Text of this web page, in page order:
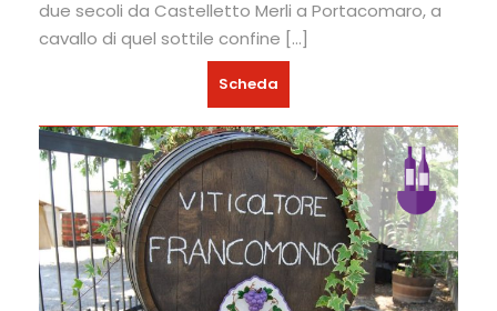
due secoli da Castelletto Merli a Portacomaro, a
cavallo di quel sottile confine […]
Scheda